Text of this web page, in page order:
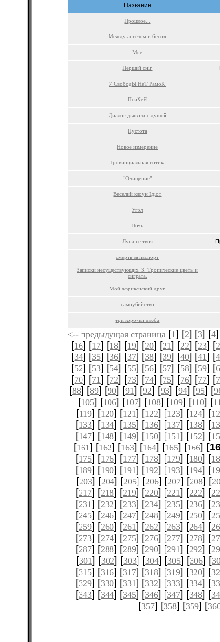
Название
Прошлое...
Между ангелом и бесом
Мое
Перший сніг
У СвободЫ НеТ РамоК.
ПсиХеЯ
Диалог дьявола с душой
Пустота
Новое измерение
Провинциальная готика
"Очищение"
Веселий клоун Ідіот
Угол
Ночь
Луна не твоя
смерть за паспорт
Записки несуществующих. 3. Тропические цветы и
сиграта.
Мой африканский друг
самоубийство
три корочки хлеба
<-- предыдущая страница [1] [2] [3] [4
[16] [17] [18] [19] [20] [21] [22] [23] [
[34] [35] [36] [37] [38] [39] [40] [41] [
[52] [53] [54] [55] [56] [57] [58] [59] [
[70] [71] [72] [73] [74] [75] [76] [77] [
[88] [89] [90] [91] [92] [93] [94] [95] [
[105] [106] [107] [108] [109] [110] [
[119] [120] [121] [122] [123] [124] [
[133] [134] [135] [136] [137] [138] [
[147] [148] [149] [150] [151] [152] [
[161] [162] [163] [164] [165] [166]
[175] [176] [177] [178] [179] [180] [
[189] [190] [191] [192] [193] [194] [
[203] [204] [205] [206] [207] [208] [
[217] [218] [219] [220] [221] [222] [
[231] [232] [233] [234] [235] [236] [
[245] [246] [247] [248] [249] [250] [
[259] [260] [261] [262] [263] [264] [
[273] [274] [275] [276] [277] [278] [
[287] [288] [289] [290] [291] [292] [
[301] [302] [303] [304] [305] [306] [
[315] [316] [317] [318] [319] [320] [
[329] [330] [331] [332] [333] [334] [
[343] [344] [345] [346] [347] [348] [
[357] [358] [359] [